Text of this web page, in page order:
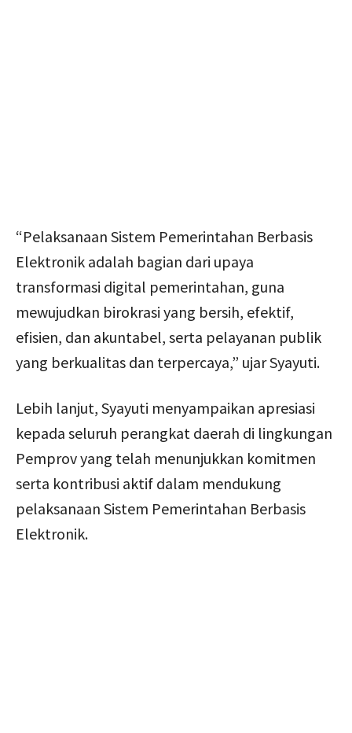
“Pelaksanaan Sistem Pemerintahan Berbasis
Elektronik adalah bagian dari upaya
transformasi digital pemerintahan, guna
mewujudkan birokrasi yang bersih, efektif,
efisien, dan akuntabel, serta pelayanan publik
yang berkualitas dan terpercaya,” ujar Syayuti.
Lebih lanjut, Syayuti menyampaikan apresiasi
kepada seluruh perangkat daerah di lingkungan
Pemprov yang telah menunjukkan komitmen
serta kontribusi aktif dalam mendukung
pelaksanaan Sistem Pemerintahan Berbasis
Elektronik.